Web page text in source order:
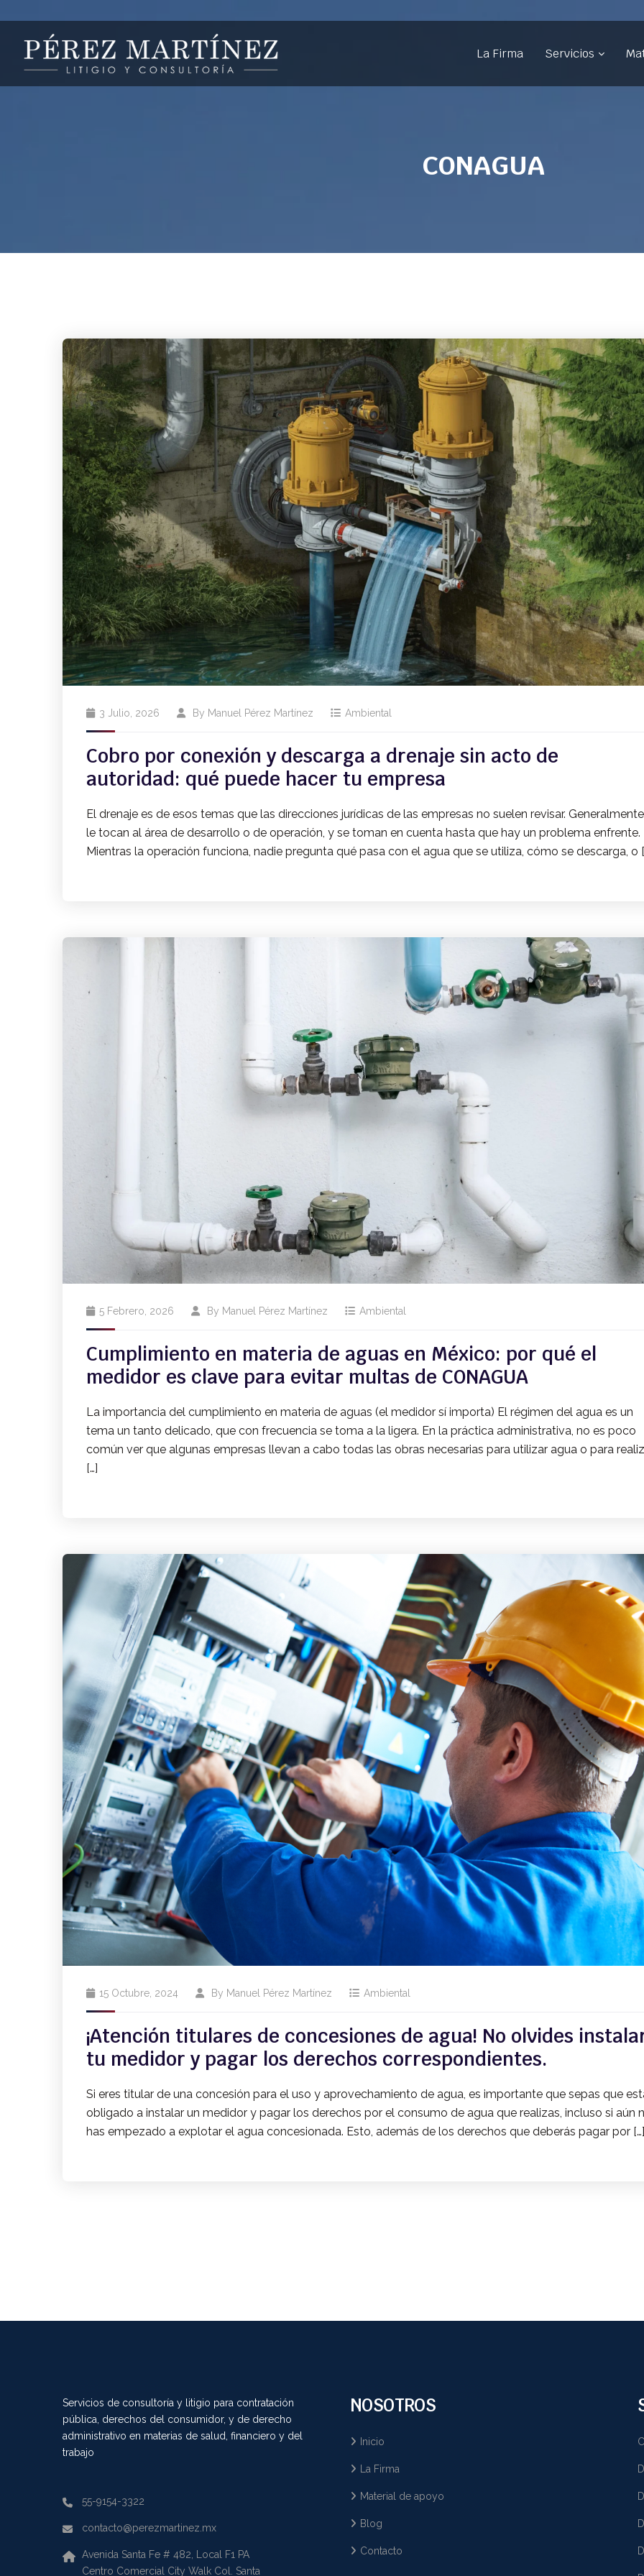
La Firma Servicios
CONAGUA
3 Julio, 2026 By Manuel Pérez Martínez Ambiental
Cobro por conexión y descarga a drenaje sin acto de
autoridad: qué puede hacer tu empresa
El drenaje es de esos temas que las direcciones jurídicas de las empresas no suelen revisar. Generalmente
le tocan al área de desarrollo o de operación, y se toman en cuenta hasta que hay un problema enfrente.
Mientras la operación funciona, nadie pregunta qué pasa con el agua que se utiliza, cómo se descarga, o
5 Febrero, 2026 By Manuel Pérez Martínez Ambiental
Cumplimiento en materia de aguas en México: por qué el
medidor es clave para evitar multas de CONAGUA
La importancia del cumplimiento en materia de aguas (el medidor sí importa) El régimen del agua es un
tema un tanto delicado, que con frecuencia se toma a la ligera. En la práctica administrativa, no es poco
común ver que algunas empresas llevan a cabo todas las obras necesarias para utilizar agua o para
[…]
15 Octubre, 2024 By Manuel Pérez Martínez Ambiental
¡Atención titulares de concesiones de agua! No olvides
tu medidor y pagar los derechos correspondientes.
Si eres titular de una concesión para el uso y aprovechamiento de agua, es importante que sepas que
obligado a instalar un medidor y pagar los derechos por el consumo de agua que realizas, incluso si aún
has empezado a explotar el agua concesionada. Esto, además de los derechos que deberás pagar por […]
Servicios de consultoría y litigio para contratación
pública, derechos del consumidor, y de derecho
administrativo en materias de salud, financiero y del
trabajo
55-9154-3322
contacto@perezmartinez.mx
Avenida Santa Fe # 482, Local F1 PA
Centro Comercial City Walk Col. Santa
NOSOTROS
Inicio
La Firma
Material de apoyo
Blog
Contacto